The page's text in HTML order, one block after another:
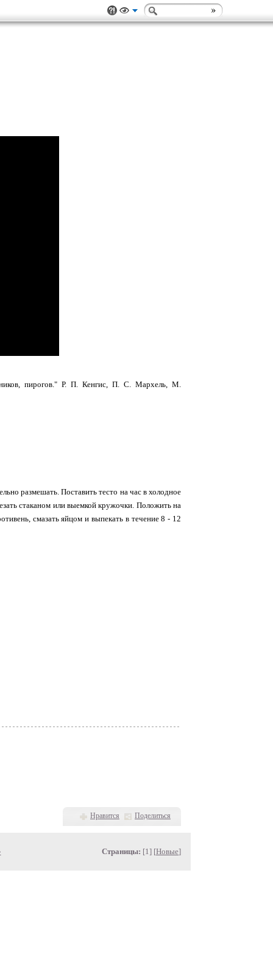
пирогов." Р. П. Кенгис, П. С. Мархель, М.
размешать. Поставить тесто на час в холодное
стаканом или выемкой кружочки. Положить на
смазать яйцом и выпекать в течение 8 - 12
Нравится Поделиться
Страницы: [1] [Новые]